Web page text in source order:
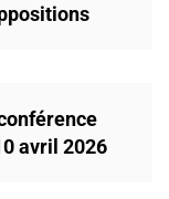
avril 2026